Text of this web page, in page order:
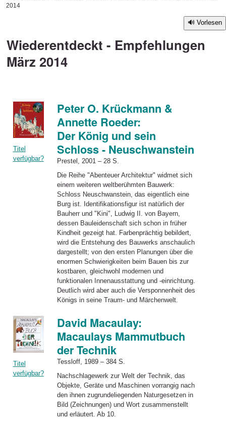
2014
Vorlesen
Wiederentdeckt - Empfehlungen
März 2014
Titel
verfügbar?
Peter O. Krückmann &
Annette Roeder:
Der König und sein
Schloss - Neuschwanstein
Prestel, 2001 – 28 S.
Die Reihe "Abenteuer Architektur" widmet sich
einem weiteren weltberühmten Bauwerk:
Schloss Neuschwanstein, das eigentlich eine
Burg ist. Identifikationsfigur ist natürlich der
Bauherr und "Kini", Ludwig II. von Bayern,
dessen Bauleidenschaft sich schon in früher
Kindheit gezeigt hat. Farbenprächtig bebildert,
wird die Entstehung des Bauwerks anschaulich
dargestellt; von den ersten Planungen über die
enormen Schwierigkeiten beim Bauen bis zur
kostbaren, gleichwohl modernen und
funktionalen Innenausstattung und -einrichtung.
Deutlich wird aber auch die Versponnenheit des
Königs in seine Traum- und Märchenwelt.
Titel
verfügbar?
David Macaulay:
Macaulays Mammutbuch
der Technik
Tessloff, 1989 – 384 S.
Nachschlagewerk zur Welt der Technik, das
Objekte, Geräte und Maschinen vorrangig nach
den ihnen zugrundeliegenden Naturgesetzen in
Bild (Zeichnungen) und Wort zusammenstellt
und erläutert. Ab 10.